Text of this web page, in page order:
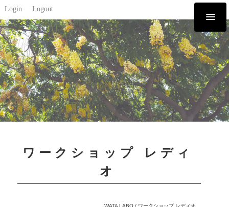
Login Logout
ワークショップ レディ
オ
WATA LABO/ ワークショップ レディオ